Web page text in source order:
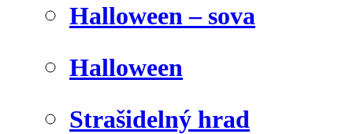
Halloween – sova
Halloween
Strašidelný hrad